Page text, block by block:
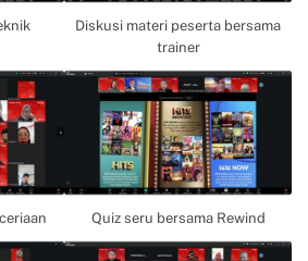
Diskusi materi peserta bersama
trainer
Quiz seru bersama Rewind